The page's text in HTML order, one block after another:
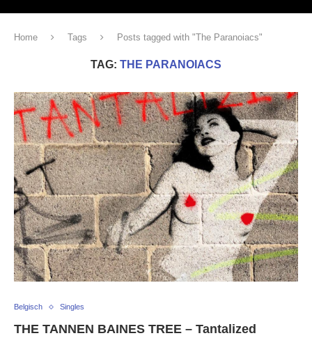
Home Tags Posts tagged with "The Paranoiacs"
TAG: THE PARANOIACS
Belgisch Singles
THE TANNEN BAINES TREE – Tantalized